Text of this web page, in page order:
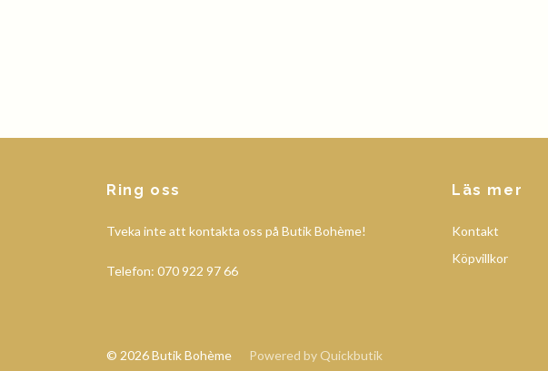
Ring oss
Tveka inte att kontakta oss på Butik Bohème!
Telefon: 070 922 97 66
Läs mer
Kontakt
Köpvillkor
© 2026 Butik Bohème Powered by Quickbutik